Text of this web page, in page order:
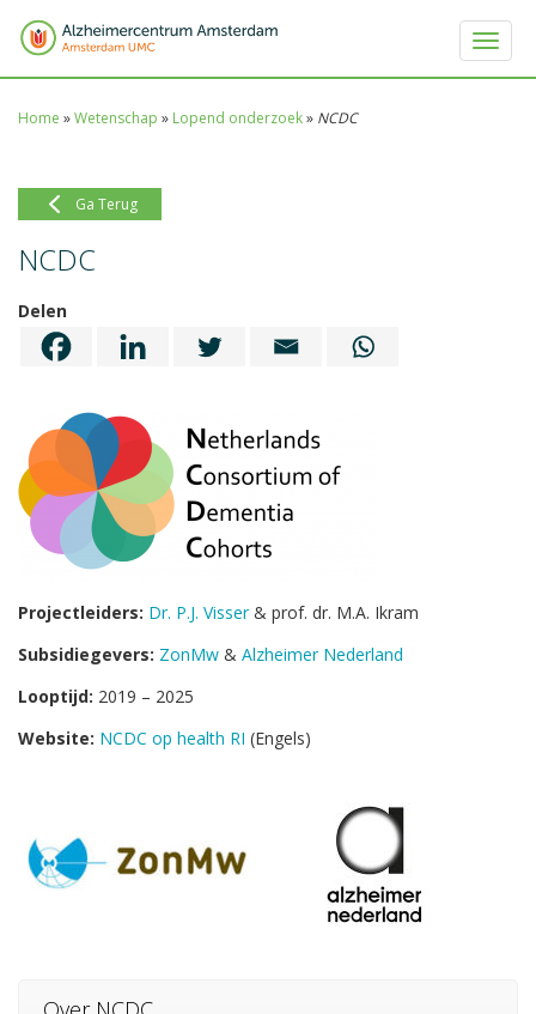
Toggle
Home »Wetenschap » Lopend onderzoek» NCDC
Ga Terug
NCDC
Delen
Projectleiders: Dr. P.J. Visser& prof. dr. M.A. Ikram
Subsidiegevers: ZonMw & Alzheimer Nederland
Looptijd: 2019 – 2025
Website: NCDC op health RI (Engels)